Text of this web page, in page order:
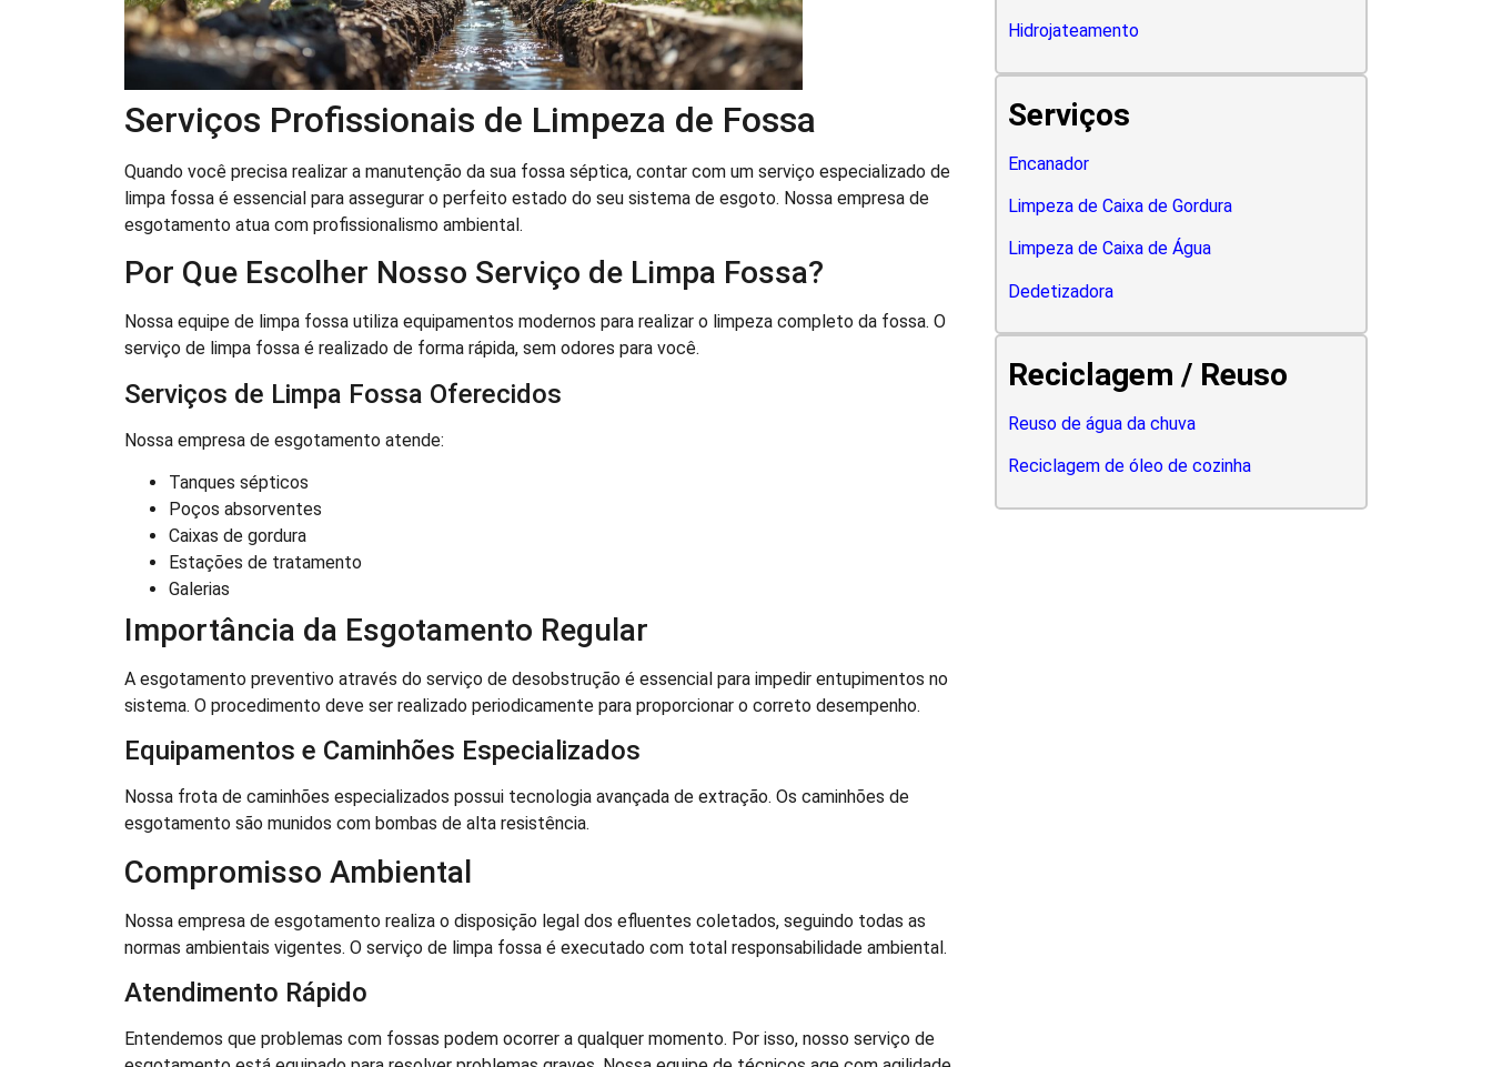
Serviços Profissionais de Limpeza de Fossa
Quando você precisa realizar a manutenção da sua fossa séptica, contar com um serviço especializado de
limpa fossa é essencial para assegurar o perfeito estado do seu sistema de esgoto. Nossa empresa de
esgotamento atua com profissionalismo ambiental.
Por Que Escolher Nosso Serviço de Limpa Fossa?
Nossa equipe de limpa fossa utiliza equipamentos modernos para realizar o limpeza completo da fossa. O
serviço de limpa fossa é realizado de forma rápida, sem odores para você.
Serviços de Limpa Fossa Oferecidos
Nossa empresa de esgotamento atende:
Tanques sépticos
Poços absorventes
Caixas de gordura
Estações de tratamento
Galerias
Importância da Esgotamento Regular
A esgotamento preventivo através do serviço de desobstrução é essencial para impedir entupimentos no
sistema. O procedimento deve ser realizado periodicamente para proporcionar o correto desempenho.
Equipamentos e Caminhões Especializados
Nossa frota de caminhões especializados possui tecnologia avançada de extração. Os caminhões de
esgotamento são munidos com bombas de alta resistência.
Compromisso Ambiental
Nossa empresa de esgotamento realiza o disposição legal dos efluentes coletados, seguindo todas as
normas ambientais vigentes. O serviço de limpa fossa é executado com total responsabilidade ambiental.
Atendimento Rápido
Entendemos que problemas com fossas podem ocorrer a qualquer momento. Por isso, nosso serviço de
Hidrojateamento
Serviços
Encanador
Limpeza de Caixa de Gordura
Limpeza de Caixa de Água
Dedetizadora
Reciclagem / Reuso
Reuso de água da chuva
Reciclagem de óleo de cozinha